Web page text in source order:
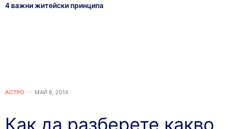
4 важни житейски принципа
АСТРО МАЙ 8, 2014
Как да разберете какво